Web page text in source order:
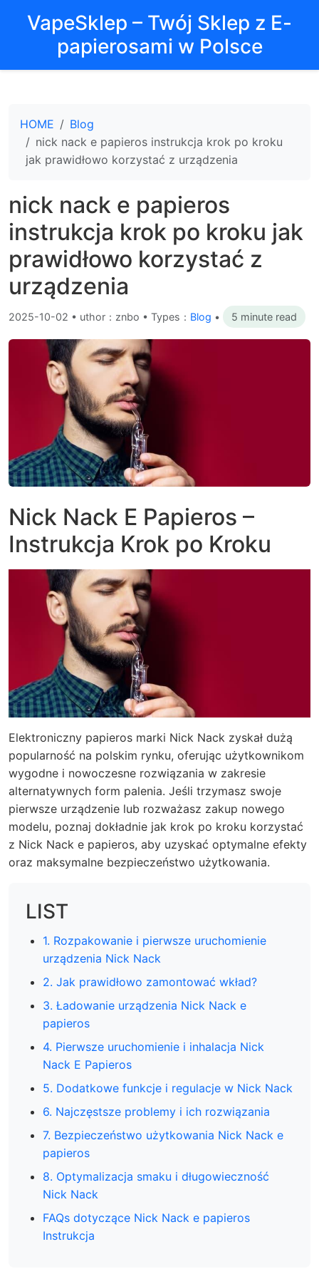
VapeSklep – Twój Sklep z E-
papierosami w Polsce
HOME
Blog
nick nack e papieros instrukcja krok po kroku
jak prawidłowo korzystać z urządzenia
nick nack e papieros
instrukcja krok po kroku jak
prawidłowo korzystać z
urządzenia
2025-10-02 • uthor：znbo • Types： Blog • 5 minute read
Nick Nack E Papieros –
Instrukcja Krok po Kroku
Elektroniczny papieros marki Nick Nack zyskał dużą
popularność na polskim rynku, oferując użytkownikom
wygodne i nowoczesne rozwiązania w zakresie
alternatywnych form palenia. Jeśli trzymasz swoje
pierwsze urządzenie lub rozważasz zakup nowego
modelu, poznaj dokładnie jak krok po kroku korzystać
z Nick Nack e papieros, aby uzyskać optymalne efekty
oraz maksymalne bezpieczeństwo użytkowania.
LIST
1. Rozpakowanie i pierwsze uruchomienie
urządzenia Nick Nack
2. Jak prawidłowo zamontować wkład?
3. Ładowanie urządzenia Nick Nack e
papieros
4. Pierwsze uruchomienie i inhalacja Nick
Nack E Papieros
5. Dodatkowe funkcje i regulacje w Nick Nack
6. Najczęstsze problemy i ich rozwiązania
7. Bezpieczeństwo użytkowania Nick Nack e
papieros
8. Optymalizacja smaku i długowieczność
Nick Nack
FAQs dotyczące Nick Nack e papieros
Instrukcja